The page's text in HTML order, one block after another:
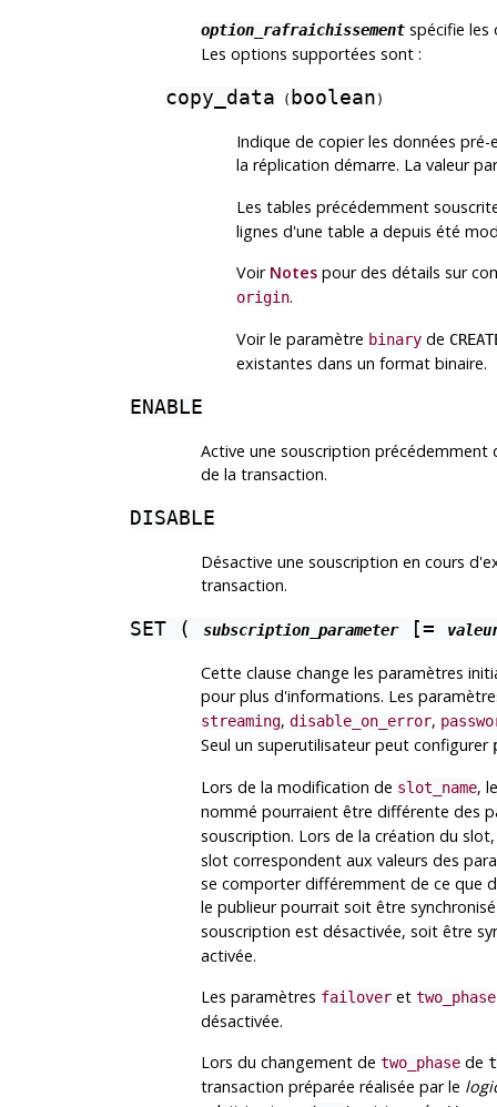
option_rafraichissementspécifie les
Les options supportées sont :
copy_data ( boolean )
Indique de copier les données
la réplication démarre. La valeur
Les tables précédemment
lignes d'une table a depuis été
Voir Notespour des détails sur
origin.
Voir le paramètre binaryde
existantes dans un format binaire.
ENABLE
Active une souscription
de la transaction.
DISABLE
Désactive une souscription en cours
transaction.
SET ( subscription_parameter[=
Cette clause change les paramètres
pour plus d'informations. Les
streaming, disable_on_error,
Seul un superutilisateur peut configurer
Lors de la modification de slot_name,
nommé pourraient être différente des
souscription. Lors de la création du
slot correspondent aux valeurs des
se comporter différemment de ce que
le publieur pourrait soit être
souscription est désactivée, soit être
activée.
Les paramètres failoveret two_phase
désactivée.
Lors du changement de two_phasede
transaction préparée réalisée par le